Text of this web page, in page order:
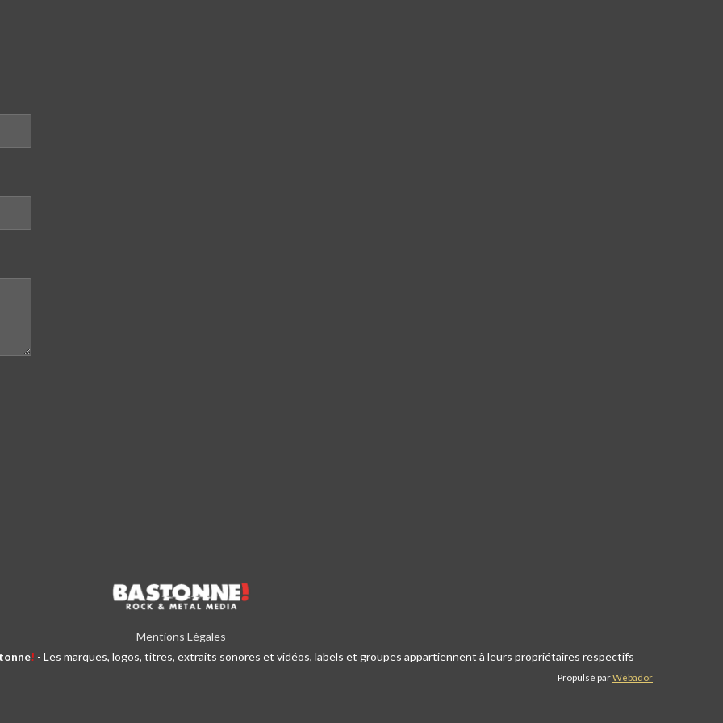
Mentions Légales
! - Les marques, logos, titres, extraits sonores et vidéos, labels et groupes appartiennent à leurs propriétaires respectifs
Propulsé parWebador